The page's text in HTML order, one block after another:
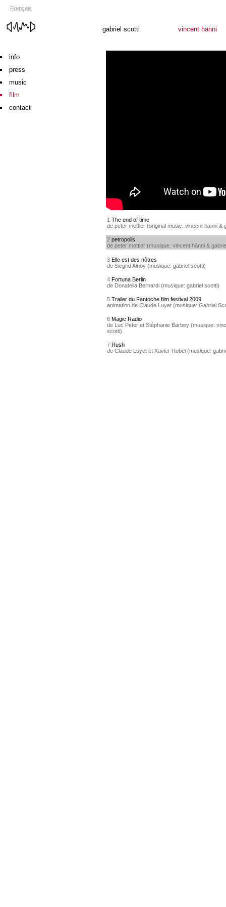
Français
vincent hänni
gabriel scotti
info
press
music
film
contact
1 The end of time
de peter mettler (original music: vincent hänni &
2 petropolis
de peter mettler (musique: vincent hänni &
3 Elle est des nôtres
de Siegrid Alnoy (musique: gabriel scotti)
4 Fortuna Berlin
de Donatella Bernardi (musique: gabriel scotti)
5 Trailer du Fantoche film festival 2009
animation de Claude Luyet (musique: Gabriel
6 Magic Radio
de Luc Peter et Stéphanie Barbey (musique:
scotti)
7 Rush
de Claude Luyet et Xavier Robel (musique: